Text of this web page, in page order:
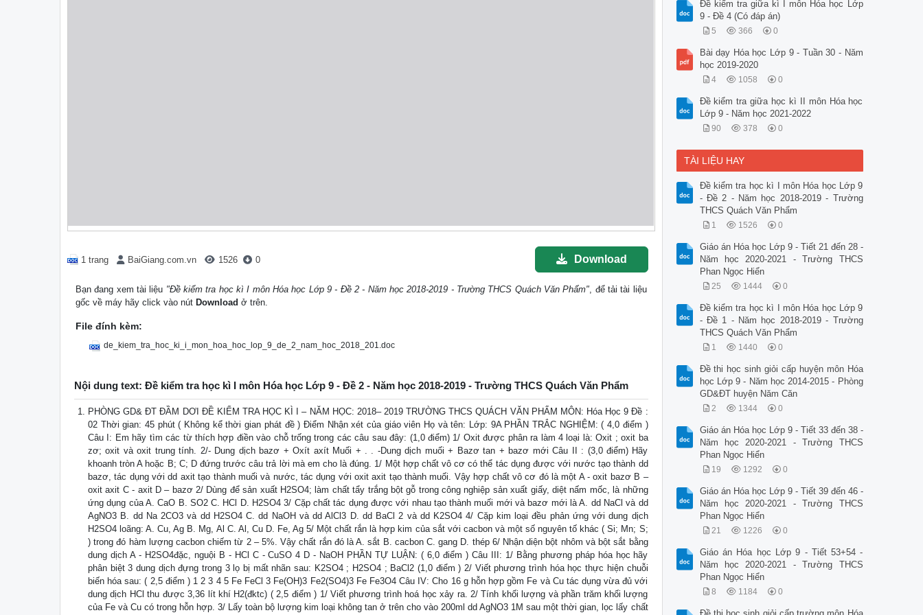
1 trang BaiGiang.com.vn 1526 0 Download
Bạn đang xem tài liệu "Đề kiểm tra học kì I môn Hóa học Lớp 9 - Đề 2 - Năm học 2018-2019 - Trường THCS Quách Văn Phẩm", để tải tài liệu
gốc về máy hãy click vào nút Download ở trên.
File đính kèm:
de_kiem_tra_hoc_ki_i_mon_hoa_hoc_lop_9_de_2_nam_hoc_2018_201.doc
Nội dung text: Đề kiểm tra học kì I môn Hóa học Lớp 9 - Đề 2 - Năm học 2018-2019 - Trường THCS Quách Văn Phẩm
PHÒNG GD& ĐT ĐẦM DƠI ĐỀ KIỂM TRA HỌC KÌ I – NĂM HỌC: 2018– 2019 TRƯỜNG THCS QUÁCH VĂN PHẨM MÔN: Hóa Học 9 Đề :
02 Thời gian: 45 phút ( Không kể thời gian phát đề ) Điểm Nhận xét của giáo viên Họ và tên: Lớp: 9A PHẦN TRẮC NGHIỆM: ( 4,0 điểm )
Câu I: Em hãy tìm các từ thích hợp điền vào chỗ trống trong các câu sau đây: (1,0 điểm) 1/ Oxit được phân ra làm 4 loại là: Oxit ; oxit ba
zơ; oxit và oxit trung tính. 2/- Dung dịch bazơ + Oxít axít Muối + . . -Dung dịch muối + Bazơ tan + bazơ mới Câu II : (3,0 điểm) Hãy
khoanh tròn A hoặc B; C; D đứng trước câu trả lời mà em cho là đúng. 1/ Một hợp chất vô cơ có thể tác dụng được với nước tạo thành dd
bazơ, tác dụng với dd axit tạo thành muối và nước, tác dụng với oxit axit tạo thành muối. Vậy hợp chất vô cơ đó là một A - oxit bazơ B –
oxit axit C - axit D – bazơ 2/ Dùng để sản xuất H2SO4; làm chất tẩy trắng bột gỗ trong công nghiệp sản xuất giấy, diệt nấm mốc, là những
ứng dụng của A. CaO B. SO2 C. HCl D. H2SO4 3/ Cặp chất tác dụng được với nhau tạo thành muối mới và bazơ mới là A. dd NaCl và dd
AgNO3 B. dd Na 2CO3 và dd H2SO4 C. dd NaOH và dd AlCl3 D. dd BaCl 2 và dd K2SO4 4/ Cặp kim loại đều phản ứng với dung dịch
H2SO4 loãng: A. Cu, Ag B. Mg, Al C. Al, Cu D. Fe, Ag 5/ Một chất rắn là hợp kim của sắt với cacbon và một số nguyên tố khác ( Si; Mn; S;
) trong đó hàm lượng cacbon chiếm từ 2 – 5%. Vậy chất rắn đó là A. sắt B. cacbon C. gang D. thép 6/ Nhận diện bột nhôm và bột sắt bằng
dung dịch A - H2SO4đặc, nguội B - HCl C - CuSO 4 D - NaOH PHẦN TỰ LUẬN: ( 6,0 điểm ) Câu III: 1/ Bằng phương pháp hóa học hãy
phân biệt 3 dung dịch đựng trong 3 lọ bị mất nhãn sau: K2SO4 ; H2SO4 ; BaCl2 (1,0 điểm ) 2/ Viết phương trình hóa học thực hiện chuỗi
biến hóa sau: ( 2,5 điểm ) 1 2 3 4 5 Fe FeCl 3 Fe(OH)3 Fe2(SO4)3 Fe Fe3O4 Câu IV: Cho 16 g hỗn hợp gồm Fe và Cu tác dụng vừa đủ với
dung dịch HCl thu được 3,36 lít khí H2(đktc) ( 2,5 điểm ) 1/ Viết phương trình hoá học xảy ra. 2/ Tính khối lượng và phần trăm khối lượng
của Fe và Cu có trong hỗn hợp. 3/ Lấy toàn bộ lượng kim loại không tan ở trên cho vào 200ml dd AgNO3 1M sau một thời gian, lọc lấy chất
Đề kiểm tra giữa kì I môn Hóa học Lớp
9 - Đề 4 (Có đáp án)
5 366 0
Bài dạy Hóa học Lớp 9 - Tuần 30 - Năm
học 2019-2020
4 1058 0
Đề kiểm tra giữa học kì II môn Hóa học
Lớp 9 - Năm học 2021-2022
90 378 0
TÀI LIỆU HAY
Đề kiểm tra học kì I môn Hóa học Lớp 9
- Đề 2 - Năm học 2018-2019 - Trường
THCS Quách Văn Phẩm
1 1526 0
Giáo án Hóa học Lớp 9 - Tiết 21 đến 28 -
Năm học 2020-2021 - Trường THCS
Phan Ngọc Hiển
25 1444 0
Đề kiểm tra học kì I môn Hóa học Lớp 9
- Đề 1 - Năm học 2018-2019 - Trường
THCS Quách Văn Phẩm
1 1440 0
Đề thi học sinh giỏi cấp huyện môn Hóa
học Lớp 9 - Năm học 2014-2015 - Phòng
GD&ĐT huyện Năm Căn
2 1344 0
Giáo án Hóa học Lớp 9 - Tiết 33 đến 38 -
Năm học 2020-2021 - Trường THCS
Phan Ngọc Hiển
19 1292 0
Giáo án Hóa học Lớp 9 - Tiết 39 đến 46 -
Năm học 2020-2021 - Trường THCS
Phan Ngọc Hiển
21 1226 0
Giáo án Hóa học Lớp 9 - Tiết 53+54 -
Năm học 2020-2021 - Trường THCS
Phan Ngọc Hiển
8 1184 0